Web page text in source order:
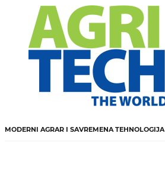
MODERNI AGRAR I SAVREMENA TEHNOLOGIJA